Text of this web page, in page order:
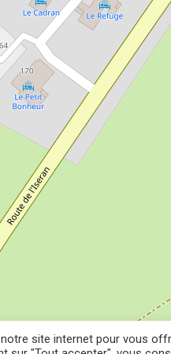
site internet pour vous